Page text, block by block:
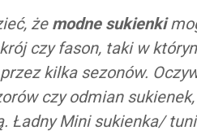
że modne sukienki
czy fason, taki w
kilka sezonów.
czy odmian
Ładny Mini sukienka/